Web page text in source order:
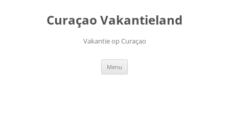
Curaçao Vakantieland
Vakantie op Curaçao
Menu